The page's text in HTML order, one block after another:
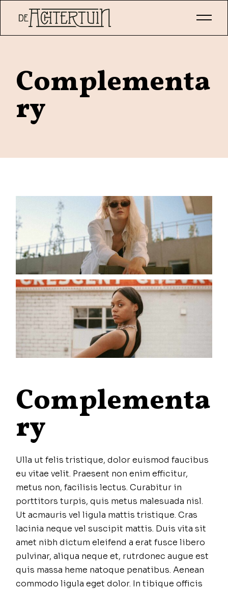
Skip
content
Complementa
ry
Complementa
ry
Ulla ut felis tristique, dolor euismod faucibus
eu vitae velit. Praesent non enim efficitur,
metus non, facilisis lectus. Curabitur in
porttitors turpis, quis metus malesuada nisl.
Ut acmauris vel ligula mattis tristique. Cras
lacinia neque vel suscipit mattis. Duis vita sit
amet nibh dictum eleifend a erat fusce libero
pulvinar, aliqua neque et, rutrdonec augue est
quis massa heme natoque penatibus. Aenean
commodo ligula eget dolor. In tibique officis